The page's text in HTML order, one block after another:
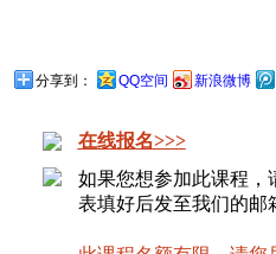
分享到： QQ空间 新浪微博
在线报名>>>
如果您想参加此课程，
表填好后发至我们的邮